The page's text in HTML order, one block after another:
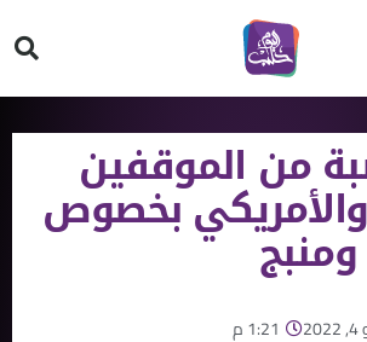
من الموقفين
بخصوص
1:21 م